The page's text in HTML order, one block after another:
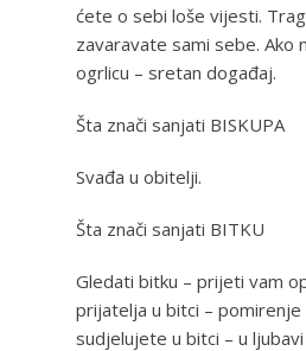
ćete o sebi loše vijesti.
zavaravate sami sebe. Ako
ogrlicu – sretan događaj.
Šta znači sanjati BISKUPA
Svađa u obitelji.
Šta znači sanjati BITKU
Gledati bitku – prijeti vam
prijatelja u bitci – pomirenje
sudjelujete u bitci – u